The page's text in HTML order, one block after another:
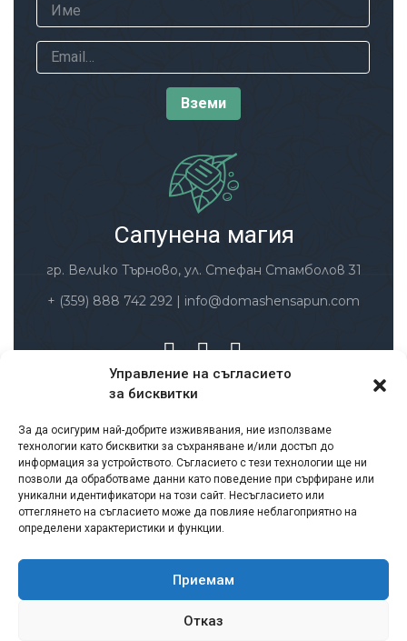
Управление на съгласието
за бисквитки
За да осигурим най-добрите изживявания, ние използваме
технологии като бисквитки за съхраняване и/или достъп до
информация за устройството. Съгласието с тези технологии ще ни
позволи да обработваме данни като поведение при сърфиране или
уникални идентификатори на този сайт. Несъгласието или
оттеглянето на съгласието може да повлияе неблагоприятно на
определени характеристики и функции.
Приемам
Отказ
Сапунена магия
гр. Велико Търново, ул. Стефан Стамболов 31
+ (359) 888 742 292 | info@domashensapun.com
Заплащане и доставка
Условия за ползване
Политика за защита на личните данни
Политика за връщане и възстановяване на
суми
Формуляр за връщане на продукт
Сертификати